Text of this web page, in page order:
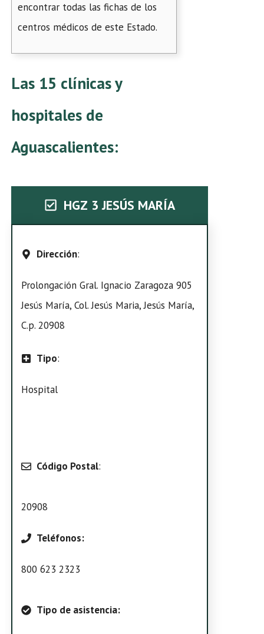
encontrar todas las fichas de los
centros médicos de este Estado.
Las 15 clínicas y
hospitales de
Aguascalientes:
HGZ 3 JESÚS MARÍA
Dirección:
Prolongación Gral. Ignacio Zaragoza 905
Jesús María, Col. Jesús Maria, Jesús María,
C.p. 20908
Tipo:
Hospital
Código Postal:
20908
Teléfonos:
800 623 2323
Tipo de asistencia: